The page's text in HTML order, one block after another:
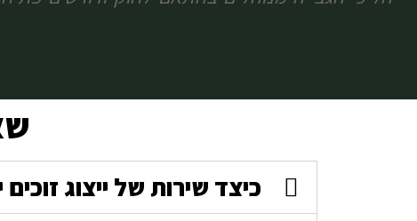
כיצד שירות של ייצוג